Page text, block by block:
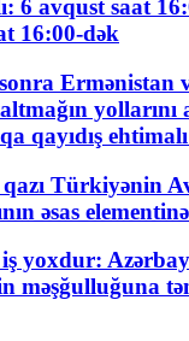
6 avqust saat
16:00-dək
Ermənistan
yollarını
qayıdış
Türkiyənin
əsas
yoxdur:
məşğulluğuna